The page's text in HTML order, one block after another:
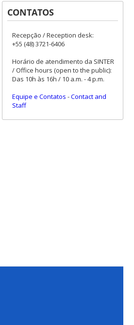
CONTATOS
Recepção / Reception desk:
+55 (48) 3721-6406
Horário de atendimento da SINTER
/ Office hours (open to the public):
Das 10h às 16h / 10 a.m. - 4 p.m.
Equipe e Contatos -Contact and
Staff